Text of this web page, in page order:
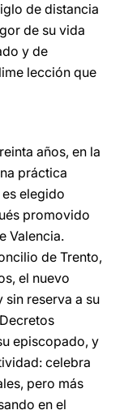
de distancia
de su vida
y de
lección que
años, en la
práctica
elegido
promovido
Valencia.
de Trento,
el nuevo
sin reserva a su
episcopado, y
celebra
pero más
en el